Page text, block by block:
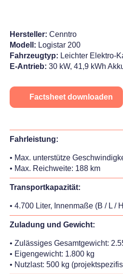
Hersteller: Cenntro
Modell: Logistar 200
Fahrzeugtyp: Leichter Elektro-
E-Antrieb: 30 kW, 41,9 kWh
Factsheet downloaden
Fahrleistung:
• Max. unterstütze
• Max. Reichweite: 188 km
Transportkapazität:
• 4.700 Liter, Innenmaße (B / L /
Zuladung und Gewicht:
• Zulässiges Gesamtgewicht:
• Eigengewicht: 1.800 kg
• Nutzlast: 500 kg